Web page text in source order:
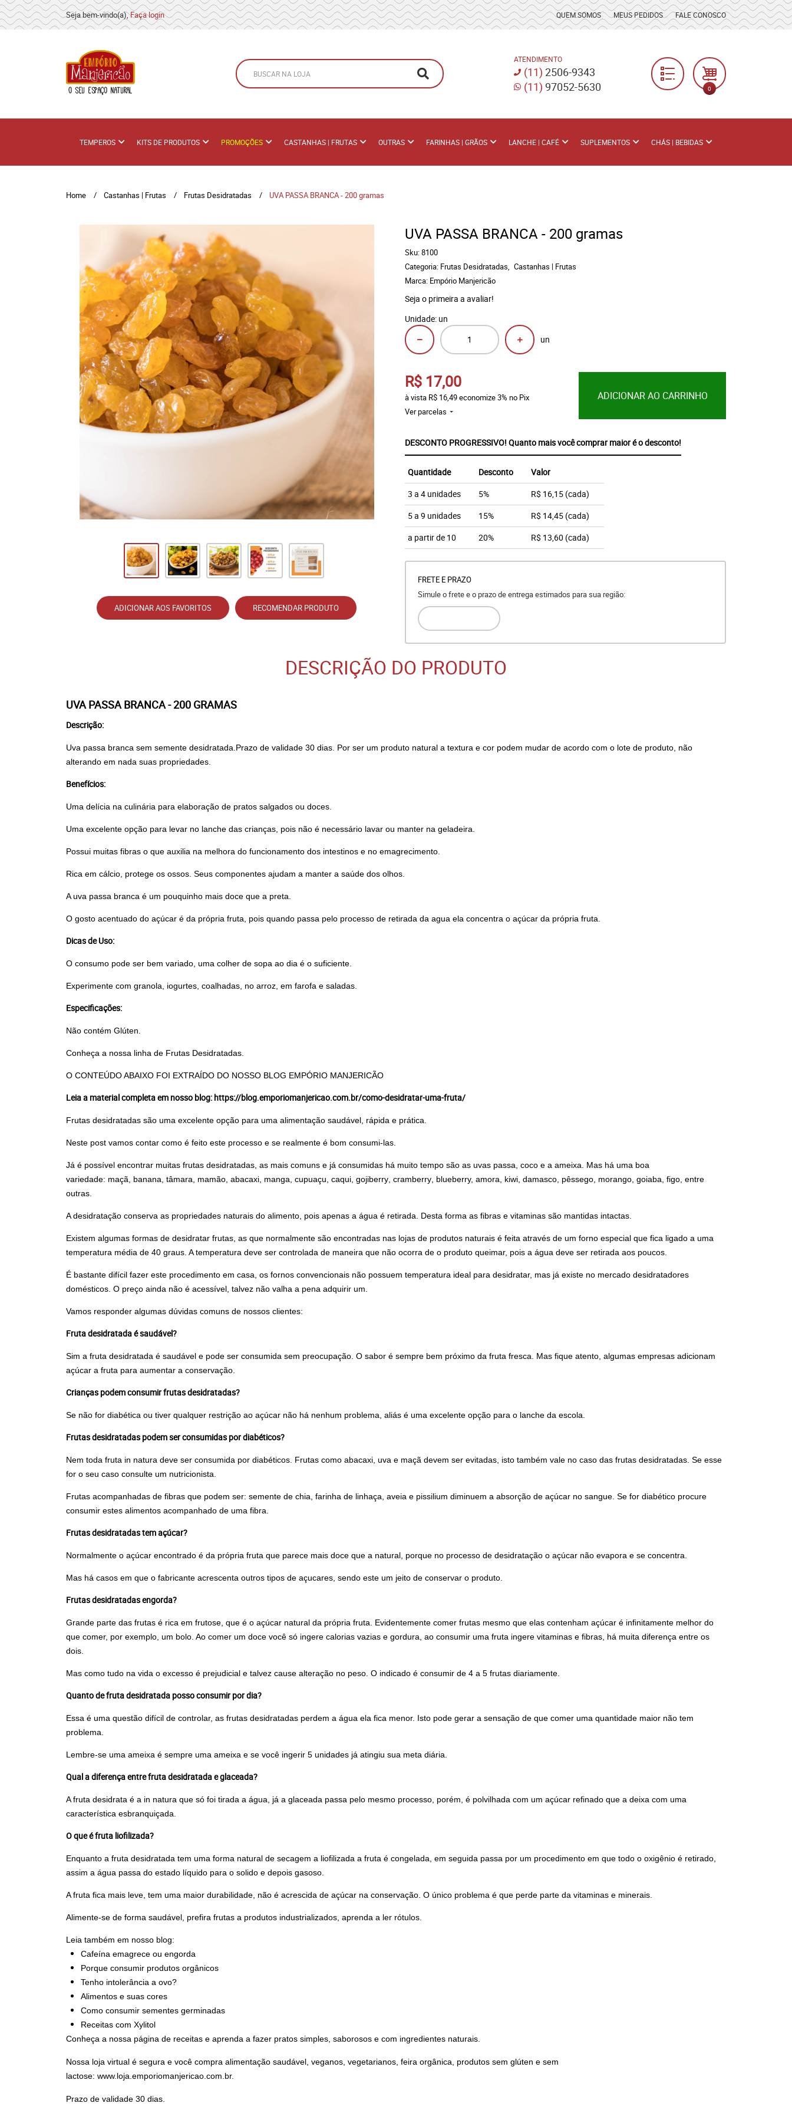
Seja bem-vindo(a),Faça login QUEM SOMOS MEUS PEDIDOS FALE CONOSCO
ATENDIMENTO
(11) 2506-9343
(11) 97052-5630 0
TEMPEROS KITS DE PRODUTOS PROMOÇÕES CASTANHAS | FRUTAS OUTRAS FARINHAS | GRÃOS LANCHE | CAFÉ SUPLEMENTOS CHÁS | BEBIDAS
Home Castanhas | Frutas Frutas Desidratadas UVA PASSA BRANCA - 200 gramas
ADICIONAR AOS FAVORITOS RECOMENDAR PRODUTO
UVA PASSA BRANCA - 200 gramas
Sku:8100
Categoria: Frutas Desidratadas
Castanhas | Frutas
Marca: Empório Manjericão
Seja o primeira a avaliar!
Unidade: un
un
R$ 17,00
à vista R$ 16,49economize3% no Pix
Ver parcelas
ADICIONAR AO CARRINHO
DESCONTO PROGRESSIVO! Quanto mais você comprar maior é o desconto!
Quantidade Desconto
Valor
3 a 4 unidades
5% R$ 16,15 (cada)
5 a 9 unidades
15% R$ 14,45 (cada)
a partir de 10
20% R$ 13,60 (cada)
FRETE E PRAZO
Simule o frete e o prazo de entrega estimados para sua região:
DESCRIÇÃO DO PRODUTO
UVA PASSA BRANCA - 200 GRAMAS
Descrição:
Uva passa branca sem semente desidratada.Prazo de validade 30 dias. Por ser um produto natural a textura e cor podem mudar de acordo com o lote de produto, não
alterando em nada suas propriedades.
Benefícios:
Uma delícia na culinária para elaboração de pratos salgados ou doces.
Uma excelente opção para levar no lanche das crianças, pois não é necessário lavar ou manter na geladeira.
Possui muitas fibras o que auxilia na melhora do funcionamento dos intestinos e no emagrecimento.
Rica em cálcio, protege os ossos. Seus componentes ajudam a manter a saúde dos olhos.
A uva passa branca é um pouquinho mais doce que a preta.
O gosto acentuado do açúcar é da própria fruta, pois quando passa pelo processo de retirada da agua ela concentra o açúcar da própria fruta.
Dicas de Uso:
O consumo pode ser bem variado, uma colher de sopa ao dia é o suficiente.
Experimente com granola, iogurtes, coalhadas, no arroz, em farofa e saladas.
Especificações:
Não contém Glúten.
Conheça a nossa linha de Frutas Desidratadas
O CONTEÚDO ABAIXO FOI EXTRAÍDO DO NOSSO BLOG EMPÓRIO MANJERICÃO
Leia a material completa em nosso blog: https://blog.emporiomanjericao.com.br/como-desidratar-uma-fruta/
Frutas desidratadas são uma excelente opção para uma alimentação saudável, rápida e prática.
Neste post vamos contar como é feito este processo e se realmente é bom consumi-las.
Já é possível encontrar muitas frutas desidratadas, as mais comuns e já consumidas há muito tempo são as uvas passa, coco e a ameixa. Mas há uma boa
variedade: maçã banana tâmara , mamão, abacaxi , manga, cupuaçu, caqui, gojiberry cramberry blueberry, amora, kiwi, damasco, pêssego, morango, goiaba, figo, entre
outras.
A desidratação conserva as propriedades naturais do alimento, pois apenas a água é retirada. Desta forma as fibras e vitaminas são mantidas intactas.
Existem algumas formas de desidratar frutas, as que normalmente são encontradas nas lojas de produtos naturais é feita através de um forno especial que fica ligado a uma
temperatura média de 40 graus. A temperatura deve ser controlada de maneira que não ocorra de o produto queimar, pois a água deve ser retirada aos poucos.
É bastante difícil fazer este procedimento em casa, os fornos convencionais não possuem temperatura ideal para desidratar, mas já existe no mercado desidratadores
domésticos. O preço ainda não é acessível, talvez não valha a pena adquirir um.
Vamos responder algumas dúvidas comuns de nossos clientes:
Fruta desidratada é saudável?
Sim a fruta desidratada é saudável e pode ser consumida sem preocupação. O sabor é sempre bem próximo da fruta fresca. Mas fique atento, algumas empresas adicionam
açúcar a fruta para aumentar a conservação.
Crianças podem consumir frutas desidratadas?
Se não for diabética ou tiver qualquer restrição ao açúcar não há nenhum problema, aliás é uma excelente opção para o lanche da escola.
Frutas desidratadas podem ser consumidas por diabéticos?
Nem toda fruta in natura deve ser consumida por diabéticos. Frutas como abacaxi, uva e maçã devem ser evitadas, isto também vale no caso das frutas desidratadas. Se esse
for o seu caso consulte um nutricionista.
Frutas acompanhadas de fibras que podem ser: semente de chia, farinha de linhaça, aveia e pissilium diminuem a absorção de açúcar no sangue. Se for diabético procure
consumir estes alimentos acompanhado de uma fibra.
Frutas desidratadas tem açúcar?
Normalmente o açúcar encontrado é da própria fruta que parece mais doce que a natural, porque no processo de desidratação o açúcar não evapora e se concentra.
Mas há casos em que o fabricante acrescenta outros tipos de açucares, sendo este um jeito de conservar o produto.
Frutas desidratadas engorda?
Grande parte das frutas é rica em frutose, que é o açúcar natural da própria fruta. Evidentemente comer frutas mesmo que elas contenham açúcar é infinitamente melhor do
que comer, por exemplo, um bolo. Ao comer um doce você só ingere calorias vazias e gordura, ao consumir uma fruta ingere vitaminas e fibras, há muita diferença entre os
dois.
Mas como tudo na vida o excesso é prejudicial e talvez cause alteração no peso. O indicado é consumir de 4 a 5 frutas diariamente.
Quanto de fruta desidratada posso consumir por dia?
Essa é uma questão difícil de controlar, as frutas desidratadas perdem a água ela fica menor. Isto pode gerar a sensação de que comer uma quantidade maior não tem
problema.
Lembre-se uma ameixa é sempre uma ameixa e se você ingerir 5 unidades já atingiu sua meta diária.
Qual a diferença entre fruta desidratada e glaceada?
A fruta desidrata é a in natura que só foi tirada a água, já a glaceada passa pelo mesmo processo, porém, é polvilhada com um açúcar refinado que a deixa com uma
característica esbranquiçada.
O que é fruta liofilizada?
Enquanto a fruta desidratada tem uma forma natural de secagem a liofilizada a fruta é congelada, em seguida passa por um procedimento em que todo o oxigênio é retirado,
assim a água passa do estado líquido para o solido e depois gasoso.
A fruta fica mais leve, tem uma maior durabilidade, não é acrescida de açúcar na conservação. O único problema é que perde parte da vitaminas e minerais.
Alimente-se de forma saudável, prefira frutas a produtos industrializados, aprenda a ler rótulos.
Leia também em nosso blog:
Cafeína emagrece ou engorda
Porque consumir produtos orgânicos
Tenho intolerância a ovo?
Alimentos e suas cores
Como consumir sementes germinadas
Receitas com Xylitol
Conheça a nossa página de receitas e aprenda a fazer pratos simples, saborosos e com ingredientes naturais.
Nossa loja virtual é segura e você compra alimentação saudável, veganos, vegetarianos, feira orgânica, produtos sem glúten e sem
lactose: www.loja.emporiomanjericao.com.br.
Prazo de validade 30 dias.